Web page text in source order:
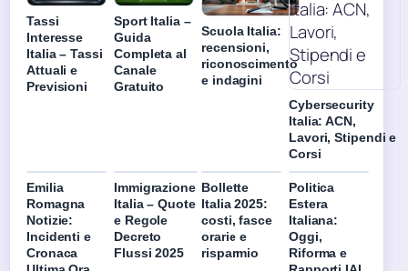
Tassi
Interesse
Italia – Tassi
Attuali e
Previsioni
Sport Italia –
Guida
Completa al
Canale
Gratuito
Scuola Italia:
recensioni,
riconoscimento
e indagini
Cybersecurity
Italia: ACN,
Lavori, Stipendi e
Corsi
Emilia
Romagna
Notizie:
Incidenti e
Cronaca
Immigrazione
Italia – Quote
e Regole
Decreto
Flussi 2025
Bollette
Italia 2025:
costi, fasce
orarie e
risparmio
Politica
Estera
Italiana:
Oggi,
Riforma e